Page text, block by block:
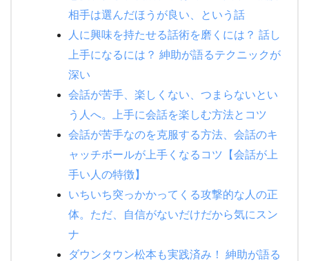
相手は選んだほうが良い、という話
人に興味を持たせる話術を磨くには？ 話し
上手になるには？ 紳助が語るテクニックが
深い
会話が苦手、楽しくない、つまらないとい
う人へ。上手に会話を楽しむ方法とコツ
会話が苦手なのを克服する方法、会話のキ
ャッチボールが上手くなるコツ【会話が上
手い人の特徴】
いちいち突っかかってくる攻撃的な人の正
体。ただ、自信がないだけだから気にスン
ナ
ダウンタウン松本も実践済み！ 紳助が語る